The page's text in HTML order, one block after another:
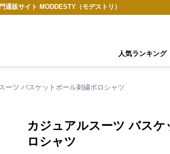
通販サイト MODDESTY（モデストリ）
人気ランキング
ーツ バスケットボール刺繍ポロシャツ
カジュアルスーツ バスケ
ロシャツ